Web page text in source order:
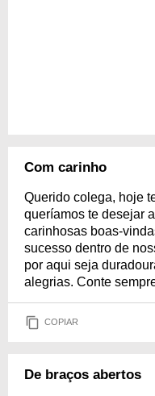
Com carinho
Querido colega, hoje
queríamos te desejar
carinhosas boas-
sucesso dentro de
por aqui seja
alegrias. Conte
COPIAR
De braços abertos